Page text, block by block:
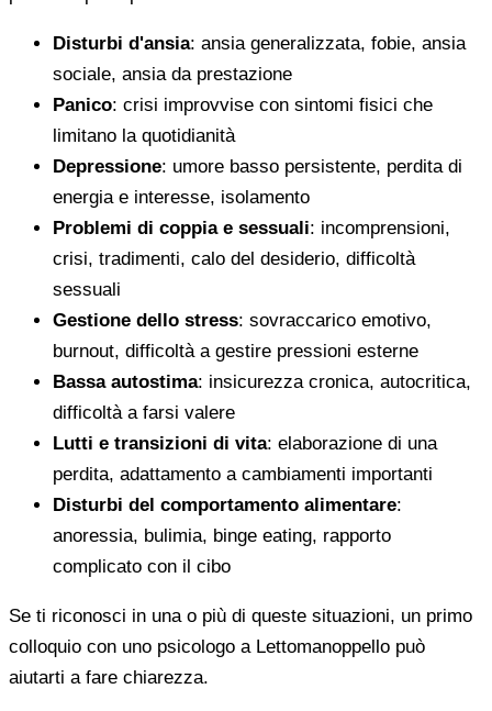
Disturbi d'ansia: ansia generalizzata, fobie, ansia
sociale, ansia da prestazione
Panico: crisi improvvise con sintomi fisici che
limitano la quotidianità
Depressione: umore basso persistente, perdita di
energia e interesse, isolamento
Problemi di coppia e sessuali: incomprensioni,
crisi, tradimenti, calo del desiderio, difficoltà
sessuali
Gestione dello stress: sovraccarico emotivo,
burnout, difficoltà a gestire pressioni esterne
Bassa autostima: insicurezza cronica, autocritica,
difficoltà a farsi valere
Lutti e transizioni di vita: elaborazione di una
perdita, adattamento a cambiamenti importanti
Disturbi del comportamento alimentare:
anoressia, bulimia, binge eating, rapporto
complicato con il cibo
Se ti riconosci in una o più di queste situazioni, un primo
colloquio con uno psicologo a Lettomanoppello può
aiutarti a fare chiarezza.